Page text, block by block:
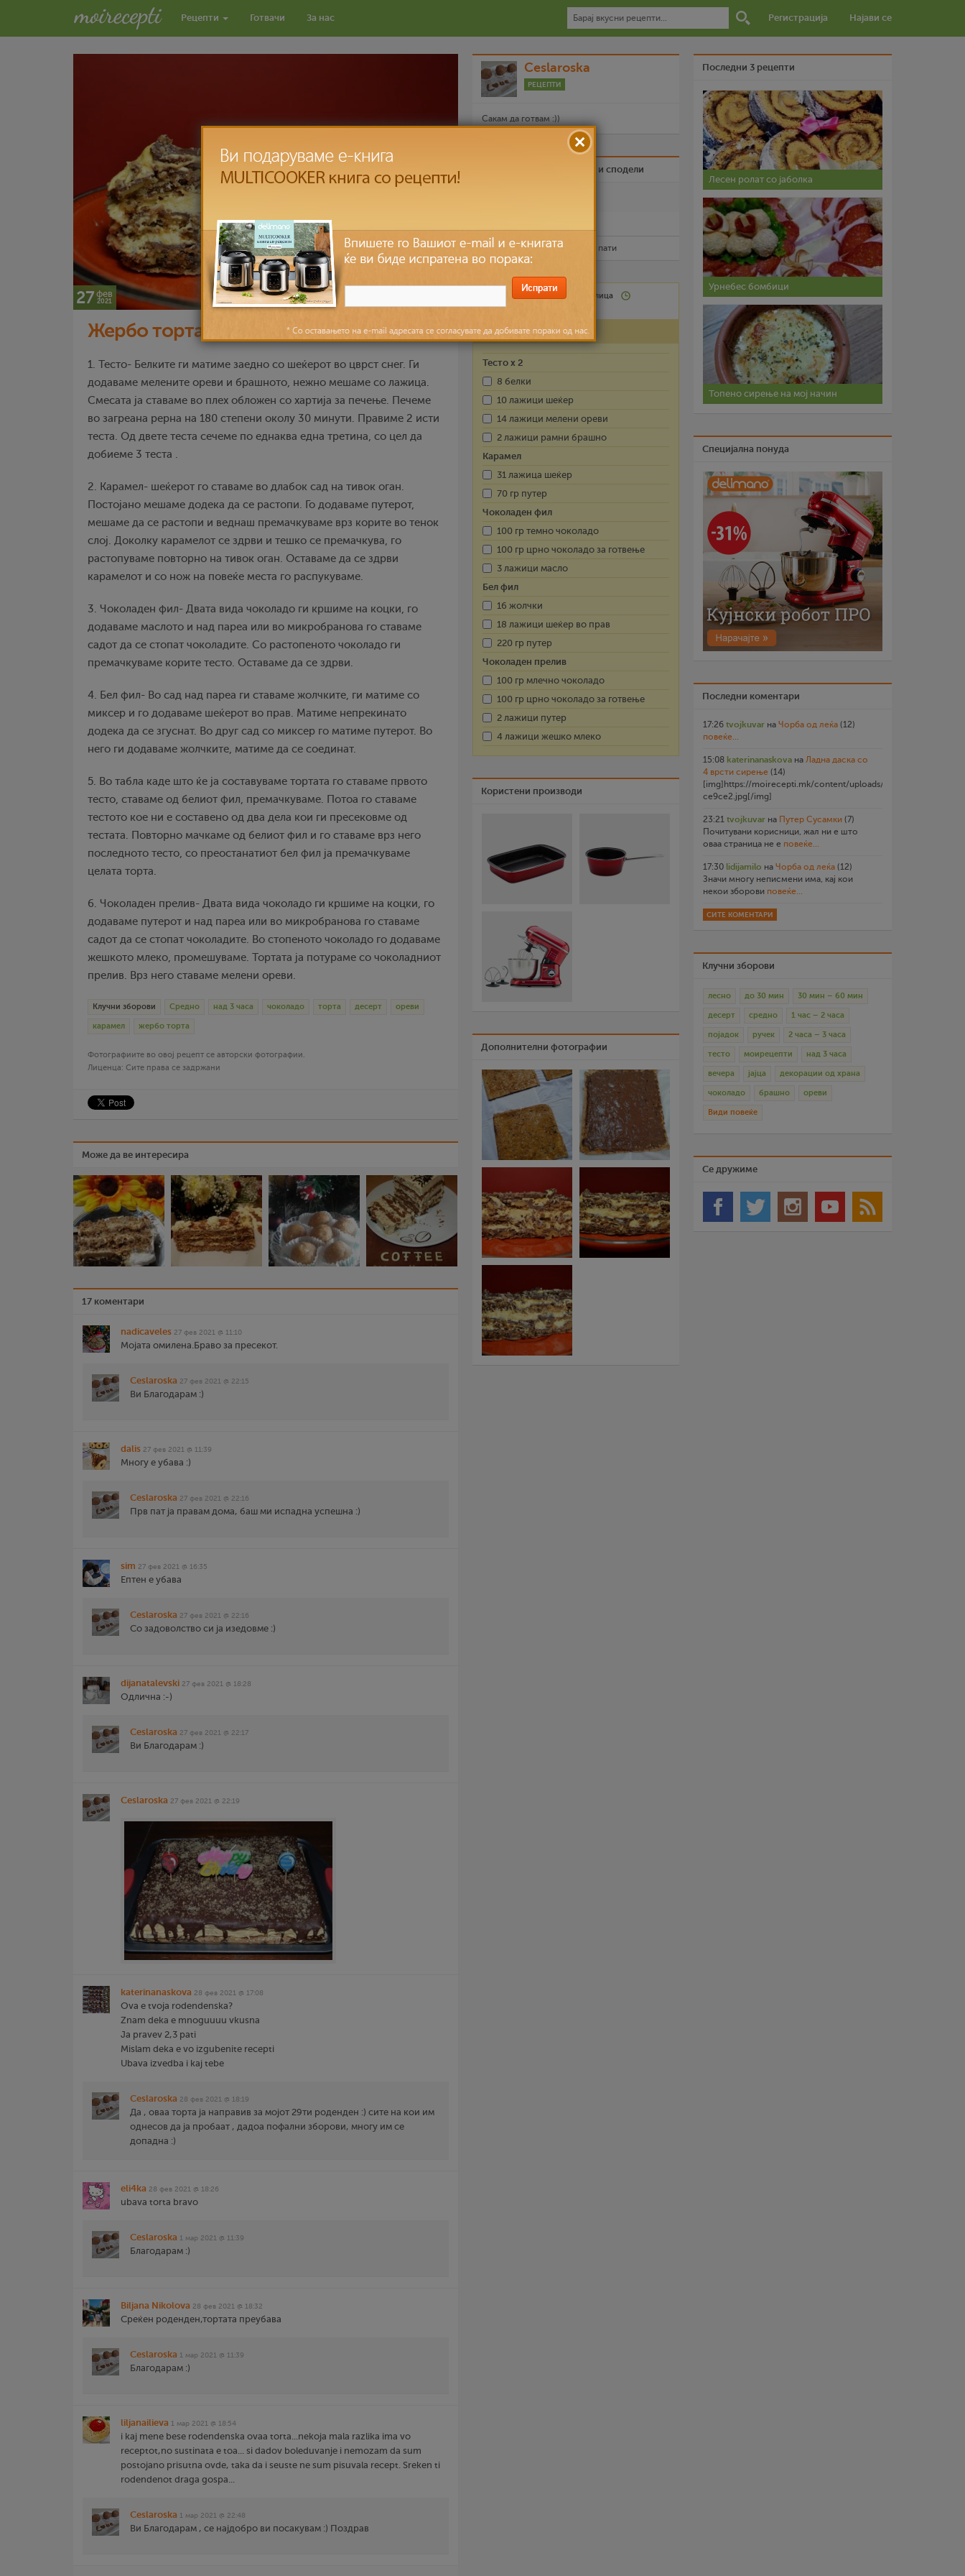
Рецепти Готвачи За нас Регистрација Најави се
27 фев
2021
Жербо торта
1. Тесто- Белките ги матиме заедно со шеќерот во цврст снег. Ги
додаваме мелените ореви и брашното, нежно мешаме со лажица.
Смесата ја ставаме во плех обложен со хартија за печење. Печеме
во загреана рерна на 180 степени околу 30 минути. Правиме 2 исти
теста. Од двете теста сечеме по еднаква една третина, со цел да
добиеме 3 теста .
2. Карамел- шеќерот го ставаме во длабок сад на тивок оган.
Постојано мешаме додека да се растопи. Го додаваме путерот,
мешаме да се растопи и веднаш премачкуваме врз корите во тенок
слој. Доколку карамелот се здрви и тешко се премачкува, го
растопуваме повторно на тивок оган. Оставаме да се здрви
карамелот и со нож на повеќе места го распукуваме.
3. Чоколаден фил- Двата вида чоколадо ги кршиме на коцки, го
додаваме маслото и над пареа или во микробранова го ставаме
садот да се стопат чоколадите. Со растопеното чоколадо ги
премачкуваме корите тесто. Оставаме да се здрви.
4. Бел фил- Во сад над пареа ги ставаме жолчките, ги матиме со
миксер и го додаваме шеќерот во прав. Матиме непрекинато
додека да се згуснат. Во друг сад со миксер го матиме путерот. Во
него ги додаваме жолчките, матиме да се соединат.
5. Во табла каде што ќе ја составуваме тортата го ставаме првото
тесто, ставаме од белиот фил, премачкуваме. Потоа го ставаме
тестото кое ни е составено од два дела кои ги пресековме од
тестата. Повторно мачкаме од белиот фил и го ставаме врз него
последното тесто, со преостанатиот бел фил ја премачкуваме
целата торта.
6. Чоколаден прелив- Двата вида чоколадо ги кршиме на коцки, го
додаваме путерот и над пареа или во микробранова го ставаме
садот да се стопат чоколадите. Во стопеното чоколадо го додаваме
жешкото млеко, промешуваме. Тортата ја потураме со чоколадниот
прелив. Врз него ставаме мелени ореви.
Клучни зборови Средно над 3 часа чоколадо торта десерт ореви
карамел жербо торта
Фотографиите во овој рецепт се авторски фотографии.
Лиценца: Сите права се задржани
Може да ве интересира
17 коментари
nadicaveles 27 фев 2021 @ 11:10
Мојата омилена.Браво за пресекот.
Ceslaroska 27 фев 2021 @ 22:15
Ви Благодарам :)
dalis 27 фев 2021 @ 11:39
Многу е убава :)
Ceslaroska 27 фев 2021 @ 22:16
Прв пат ја правам дома, баш ми испадна успешна :)
sim 27 фев 2021 @ 16:35
Ептен е убава
Ceslaroska 27 фев 2021 @ 22:16
Со задоволство си ја изедовме :)
dijanatalevski 27 фев 2021 @ 18:28
Одлична :-)
Ceslaroska 27 фев 2021 @ 22:17
Ви Благодарам :)
Ceslaroska 27 фев 2021 @ 22:19
katerinanaskova 28 фев 2021 @ 17:08
Ova e tvoja rodendenska?
Znam deka e mnoguuuu vkusna
Ja pravev 2,3 pati
Mislam deka e vo izgubenite recepti
Ubava izvedba i kaj tebe
Ceslaroska 28 фев 2021 @ 18:19
Да , оваа торта ја направив за мојот 29ти роденден :) сите на кои им
однесов да ја пробаат , дадоа пофални зборови, многу им се
допадна :)
eli4ka 28 фев 2021 @ 18:26
ubava torta bravo
Ceslaroska 1 мар 2021 @ 11:39
Благодарам :)
Biljana Nikolova 28 фев 2021 @ 18:32
Среќен роденден,тортата преубава
Ceslaroska 1 мар 2021 @ 11:39
Благодарам :)
liljanailieva 1 мар 2021 @ 18:54
i kaj mene bese rodendenska ovaa torta...nekoja mala razlika ima vo
receptot,no sustinata e toa... si dadov boleduvanje i nemozam da sum
postojano prisutna ovde, taka da i seuste ne sum pisuvala recept. Sreken ti
rodendenot draga gospa...
Ceslaroska 1 мар 2021 @ 22:48
Ви Благодарам , се најдобро ви посакувам :) Поздрав
Ceslaroska
РЕЦЕПТИ
Сакам да готвам :))
Биди вистински пријател и сподели
Рецептот е прочитан пати
Средно
30 парчиња лица
над 3 часа
Состојки
Тесто х 2
8 белки
10 лажици шеќер
14 лажици мелени ореви
2 лажици рамни брашно
Карамел
31 лажица шеќер
70 гр путер
Чоколаден фил
100 гр темно чоколадо
100 гр црно чоколадо за готвење
3 лажици масло
Бел фил
16 жолчки
18 лажици шеќер во прав
220 гр путер
Чоколаден прелив
100 гр млечно чоколадо
100 гр црно чоколадо за готвење
2 лажици путер
4 лажици жешко млеко
Користени производи
Дополнителни фотографии
Последни 3 рецепти
Лесен ролат со јаболка
Урнебес бомбици
Топено сирење на мој начин
Специјална понуда
Последни коментари
17:26 tvojkuvar на Чорба од леќа (12)
повеќе...
15:08 katerinanaskova на Ладна даска со
4 врсти сирење (14)
[img]https://moirecepti.mk/content/uploads/2026/07/
ce9ce2.jpg[/img]
23:21 tvojkuvar на Путер Сусамки (7)
Почитувани корисници, жал ни е што
оваа страница не е повеќе...
17:30 lidijamilo на Чорба од леќа (12)
Значи многу неписмени има, кај кои
некои зборови повеќе...
СИТЕ КОМЕНТАРИ
Клучни зборови
лесно до 30 мин 30 мин – 60 мин
десерт средно 1 час – 2 часа
појадок ручек 2 часа – 3 часа
тесто моирецепти над 3 часа
вечера јајца декорации од храна
чоколадо брашно ореви
Види повеќе
Се дружиме